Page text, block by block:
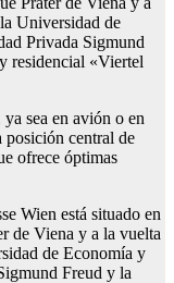
Universidad de
Privada Sigmund
residencial «Viertel
sea en avión o en
posición central de
ofrece óptimas
Wien está situado en
de Viena y a la vuelta
de Economía y
Freud y la